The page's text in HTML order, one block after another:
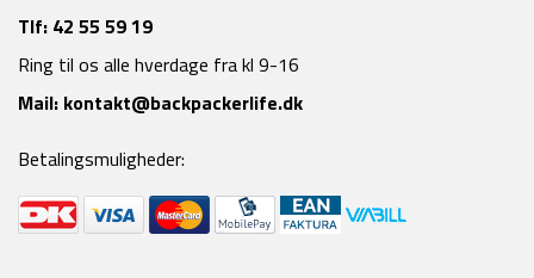
Tlf: 42 55 59 19
Ring til os alle hverdage fra kl 9-16
Mail: kontakt@backpackerlife.dk
Betalingsmuligheder: